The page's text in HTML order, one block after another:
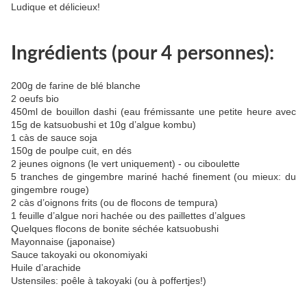
Ludique et délicieux!
Ingrédients (pour 4 personnes):
200g de farine de blé blanche
2 oeufs bio
450ml de bouillon dashi (eau frémissante une petite heure avec
15g de katsuobushi et 10g d’algue kombu)
1 càs de sauce soja
150g de poulpe cuit, en dés
2 jeunes oignons (le vert uniquement) - ou ciboulette
5 tranches de gingembre mariné haché finement (ou mieux: du
gingembre rouge)
2 càs d’oignons frits (ou de flocons de tempura)
1 feuille d’algue nori hachée ou des paillettes d’algues
Quelques flocons de bonite séchée katsuobushi
Mayonnaise (japonaise)
Sauce takoyaki ou okonomiyaki
Huile d’arachide
Ustensiles: poêle à takoyaki (ou à poffertjes!)